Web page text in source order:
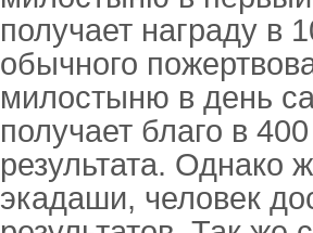
получает награду в
обычного
милостыню в день
получает благо в
результата. Однако
экадаши, человек